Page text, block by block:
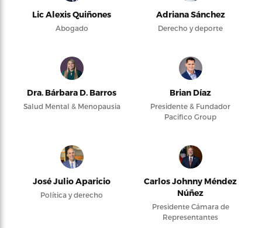
Lic Alexis Quiñones
Abogado
Adriana Sánchez
Derecho y deporte
Dra. Bárbara D. Barros
Salud Mental & Menopausia
Brian Díaz
Presidente & Fundador
Pacifico Group
José Julio Aparicio
Política y derecho
Carlos Johnny Méndez
Núñez
Presidente Cámara de
Representantes